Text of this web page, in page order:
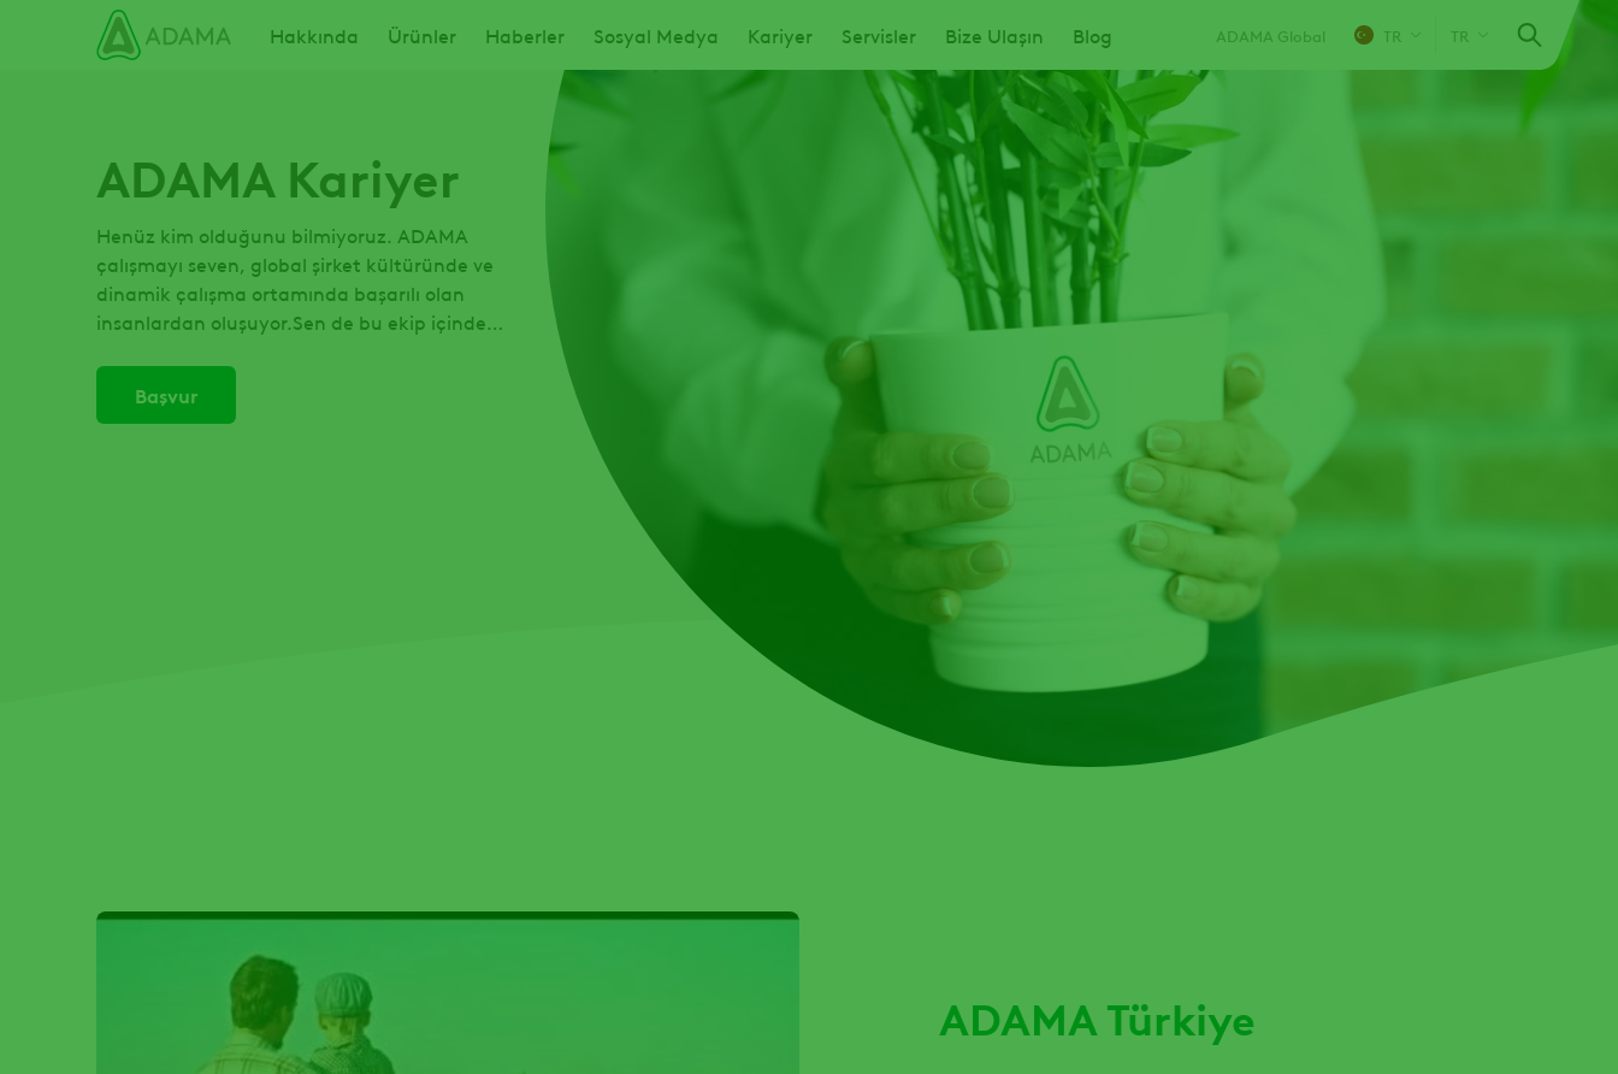
Main navigation
Hakkında Ürünler Haberler Sosyal Medya Kariyer Servisler Bize Ulaşın Blog ADAMA Global TR TR
ADAMA Kariyer
Henüz kim olduğunu bilmiyoruz. ADAMA
çalışmayı seven, global şirket kültüründe ve
dinamik çalışma ortamında başarılı olan
insanlardan oluşuyor.Sen de bu ekip içinde
Başvur
ADAMA Türkiye